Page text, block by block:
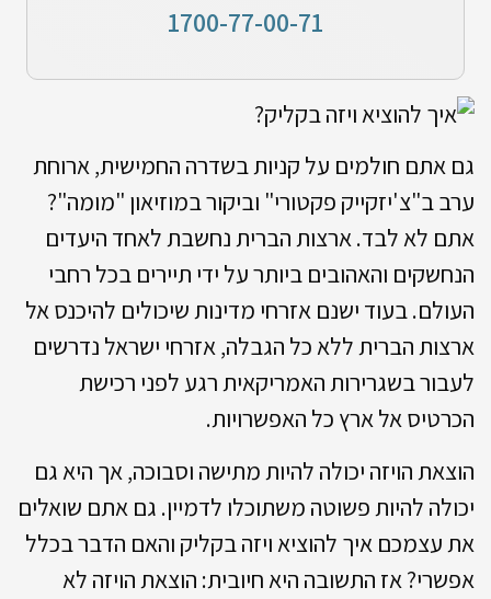
1700-77-00-71
גם אתם חולמים על קניות בשדרה החמישית, ארוחת
ערב ב"צ'יזקייק פקטורי" וביקור במוזיאון "מומה"?
אתם לא לבד. ארצות הברית נחשבת לאחד היעדים
הנחשקים והאהובים ביותר על ידי תיירים בכל רחבי
העולם. בעוד ישנם אזרחי מדינות שיכולים להיכנס אל
ארצות הברית ללא כל הגבלה, אזרחי ישראל נדרשים
לעבור בשגרירות האמריקאית רגע לפני רכישת
הכרטיס אל ארץ כל האפשרויות.
הוצאת הויזה יכולה להיות מתישה וסבוכה, אך היא גם
יכולה להיות פשוטה משתוכלו לדמיין. גם אתם שואלים
את עצמכם איך להוציא ויזה בקליק והאם הדבר בכלל
אפשרי? אז התשובה היא חיובית: הוצאת הויזה לא